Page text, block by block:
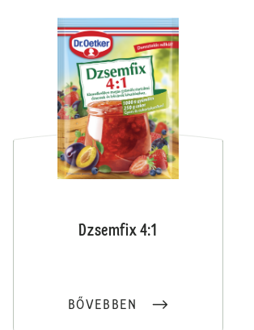
Dzsemfix 4:1
BŐVEBBEN